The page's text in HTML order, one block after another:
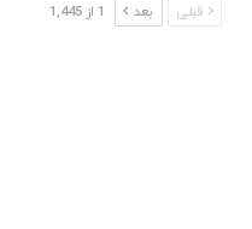
قبلی بعد 1 از 1,445